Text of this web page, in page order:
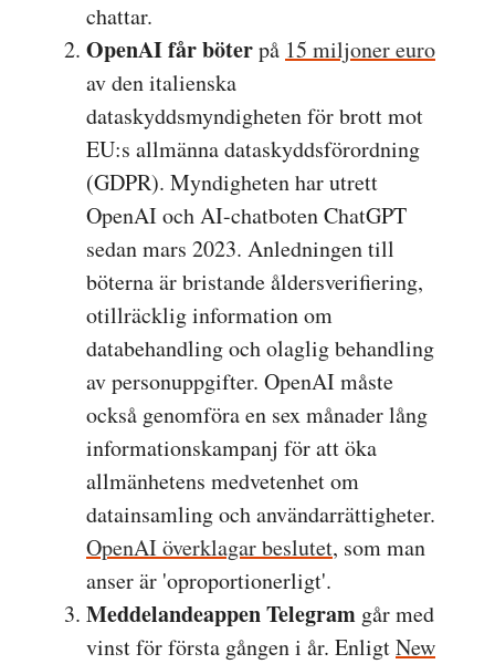
chattar.
OpenAI får böterpå 15 miljoner euro
av den italienska
dataskyddsmyndigheten för brott mot
EU:s allmänna dataskyddsförordning
(GDPR). Myndigheten har utrett
OpenAI och AI-chatboten ChatGPT
sedan mars 2023. Anledningen till
böterna är bristande åldersverifiering,
otillräcklig information om
databehandling och olaglig behandling
av personuppgifter. OpenAI måste
också genomföra en sex månader lång
informationskampanj för att öka
allmänhetens medvetenhet om
datainsamling och användarrättigheter.
OpenAI överklagar beslutet, som man
anser är 'oproportionerligt'.
Meddelandeappen Telegram går med
vinst för första gången i år. EnligtNew